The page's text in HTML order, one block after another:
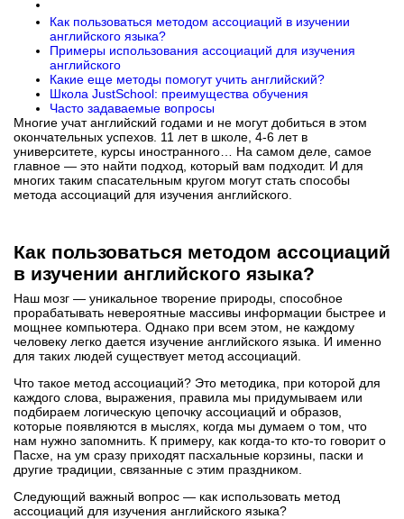
Как пользоваться методом ассоциаций в изучении
английского языка?
Примеры использования ассоциаций для изучения
английского
Какие еще методы помогут учить английский?
Школа JustSchool: преимущества обучения
Часто задаваемые вопросы
Многие учат английский годами и не могут добиться в этом
окончательных успехов. 11 лет в школе, 4-6 лет в
университете, курсы иностранного… На самом деле, самое
главное — это найти подход, который вам подходит. И для
многих таким спасательным кругом могут стать способы
метода ассоциаций для изучения английского.
Как пользоваться методом ассоциаций
в изучении английского языка?
Наш мозг — уникальное творение природы, способное
прорабатывать невероятные массивы информации быстрее и
мощнее компьютера. Однако при всем этом, не каждому
человеку легко дается изучение английского языка. И именно
для таких людей существует метод ассоциаций.
Что такое метод ассоциаций? Это методика, при которой для
каждого слова, выражения, правила мы придумываем или
подбираем логическую цепочку ассоциаций и образов,
которые появляются в мыслях, когда мы думаем о том, что
нам нужно запомнить. К примеру, как когда-то кто-то говорит о
Пасхе, на ум сразу приходят пасхальные корзины, паски и
другие традиции, связанные с этим праздником.
Следующий важный вопрос — как использовать метод
ассоциаций для изучения английского языка?